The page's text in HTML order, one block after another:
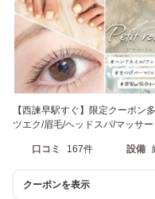
【西諫早駅すぐ】限定クーポ
ツエク/眉毛/ヘッドスパ/マッサー
口コミ 167件 設備
クーポンを表示